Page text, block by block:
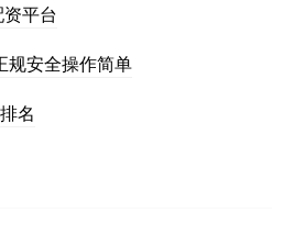
平台
规安全操作简单
名